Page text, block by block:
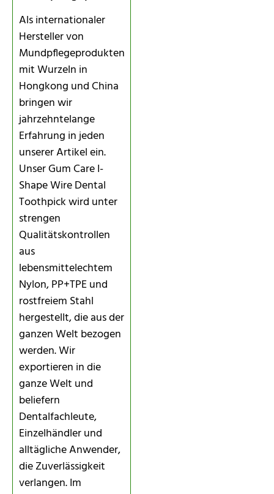
Als internationaler
Hersteller von
Mundpflegeprodukten
mit Wurzeln in
Hongkong und China
bringen wir
jahrzehntelange
Erfahrung in jeden
unserer Artikel ein.
Unser Gum Care I-
Shape Wire Dental
Toothpick wird unter
strengen
Qualitätskontrollen
aus
lebensmittelechtem
Nylon, PP+TPE und
rostfreiem Stahl
hergestellt, die aus der
ganzen Welt bezogen
werden. Wir
exportieren in die
ganze Welt und
beliefern
Dentalfachleute,
Einzelhändler und
alltägliche Anwender,
die Zuverlässigkeit
verlangen. Im